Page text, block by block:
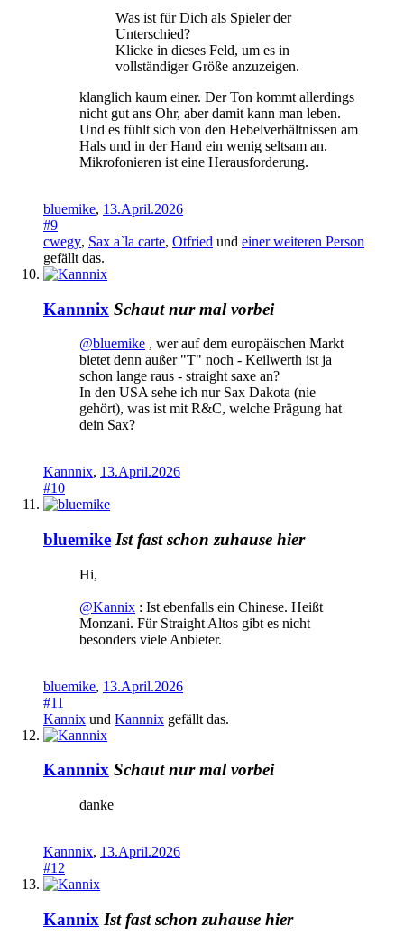
Was ist für Dich als Spieler der
Unterschied?
Klicke in dieses Feld, um es in
vollständiger Größe anzuzeigen.
klanglich kaum einer. Der Ton kommt allerdings
nicht gut ans Ohr, aber damit kann man leben.
Und es fühlt sich von den Hebelverhältnissen am
Hals und in der Hand ein wenig seltsam an.
Mikrofonieren ist eine Herausforderung.
bluemike, 13.April.2026
#9
cwegy, Sax a`la carte, Otfried und einer weiteren Person
gefällt das.
Kannnix Schaut nur mal vorbei
@bluemike , wer auf dem europäischen Markt
bietet denn außer "T" noch - Keilwerth ist ja
schon lange raus - straight saxe an?
In den USA sehe ich nur Sax Dakota (nie
gehört), was ist mit R&C, welche Prägung hat
dein Sax?
Kannnix, 13.April.2026
#10
bluemike Ist fast schon zuhause hier
Hi,
@Kannix : Ist ebenfalls ein Chinese. Heißt
Monzani. Für Straight Altos gibt es nicht
besonders viele Anbieter.
bluemike, 13.April.2026
#11
Kannix und Kannnix gefällt das.
Kannnix Schaut nur mal vorbei
danke
Kannnix, 13.April.2026
#12
Kannix Ist fast schon zuhause hier